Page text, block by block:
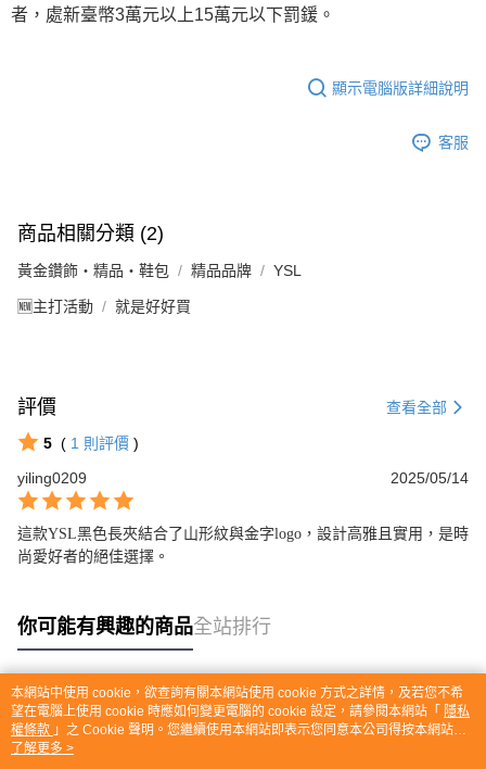
者，處新臺幣3萬元以上15萬元以下罰鍰。
顯示電腦版詳細說明
客服
商品相關分類 (2)
黃金鑽飾・精品・鞋包 精品品牌 YSL
🆕主打活動 就是好好買
評價 查看全部
5 ( 1 則評價 )
yiling0209
2025/05/14
這款YSL黑色長夾結合了山形紋與金字logo，設計高雅且實用，是時
尚愛好者的絕佳選擇。
你可能有興趣的商品全站排行
熱門標籤
本網站中使用 cookie，欲查詢有關本網站使用 cookie 方式之詳情，及若您不希
望在電腦上使用 cookie 時應如何變更電腦的 cookie 設定，請參閱本網站「 隱私
權條款 」之 Cookie 聲明。您繼續使用本網站即表示您同意本公司得按本網站使
用條款之 Cookie 聲明使用 cookie。
了解更多 >